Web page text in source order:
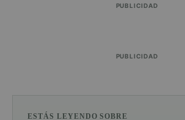
PUBLICIDAD
PUBLICIDAD
ESTÁS LEYENDO SOBRE